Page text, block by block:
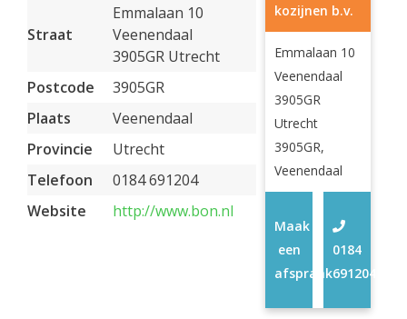
Straat
Emmalaan 10
Veenendaal
3905GR Utrecht
Postcode
3905GR
Plaats
Veenendaal
Provincie
Utrecht
Telefoon
0184 691204
Website
http://www.bon.nl
kozijnen b.v.
Emmalaan 10
Veenendaal
3905GR
Utrecht
3905GR,
Veenendaal
0184
691204
Maak
een
afspraak